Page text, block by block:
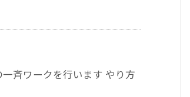
斉ワークを行います やり方